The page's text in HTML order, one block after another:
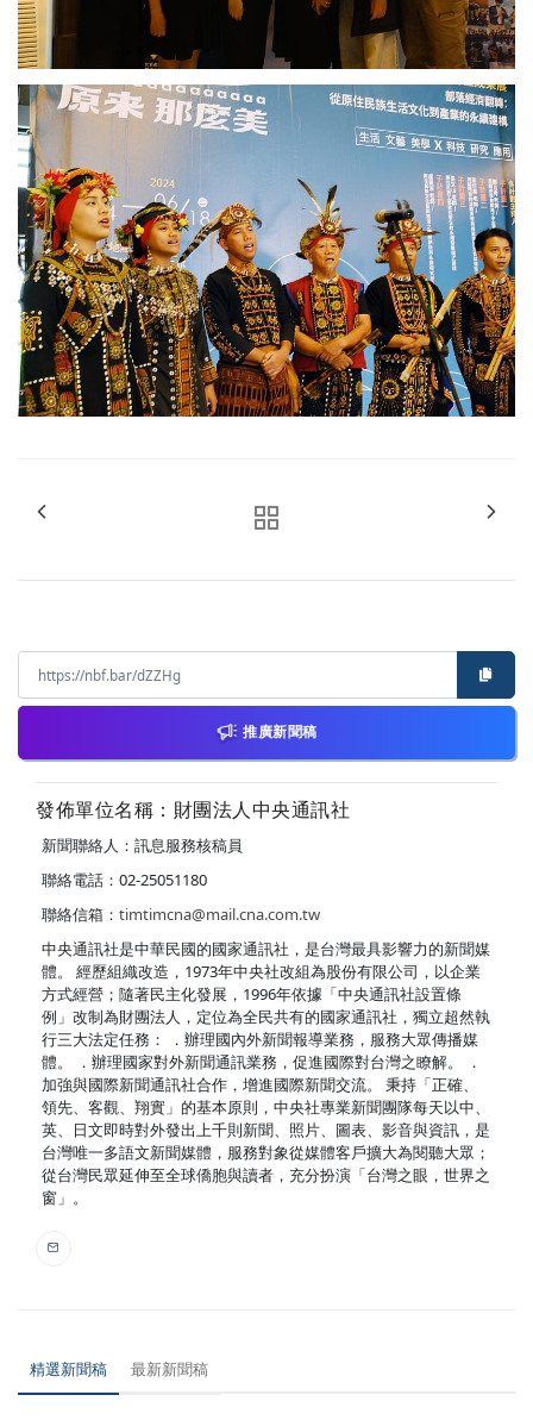
推廣新聞稿
發佈單位名稱：財團法人中央通訊社
新聞聯絡人：訊息服務核稿員
聯絡電話：02-25051180
聯絡信箱： timtimcna@mail.cna.com.tw
中央通訊社是中華民國的國家通訊社，是台灣最具影響力的新聞媒
體。 經歷組織改造，1973年中央社改組為股份有限公司，以企業
方式經營；隨著民主化發展，1996年依據「中央通訊社設置條
例」改制為財團法人，定位為全民共有的國家通訊社，獨立超然執
行三大法定任務： ．辦理國內外新聞報導業務，服務大眾傳播媒
體。 ．辦理國家對外新聞通訊業務，促進國際對台灣之瞭解。 ．
加強與國際新聞通訊社合作，增進國際新聞交流。 秉持「正確、
領先、客觀、翔實」的基本原則，中央社專業新聞團隊每天以中、
英、日文即時對外發出上千則新聞、照片、圖表、影音與資訊，是
台灣唯一多語文新聞媒體，服務對象從媒體客戶擴大為閱聽大眾；
從台灣民眾延伸至全球僑胞與讀者，充分扮演「台灣之眼，世界之
窗」。
精選新聞稿 最新新聞稿